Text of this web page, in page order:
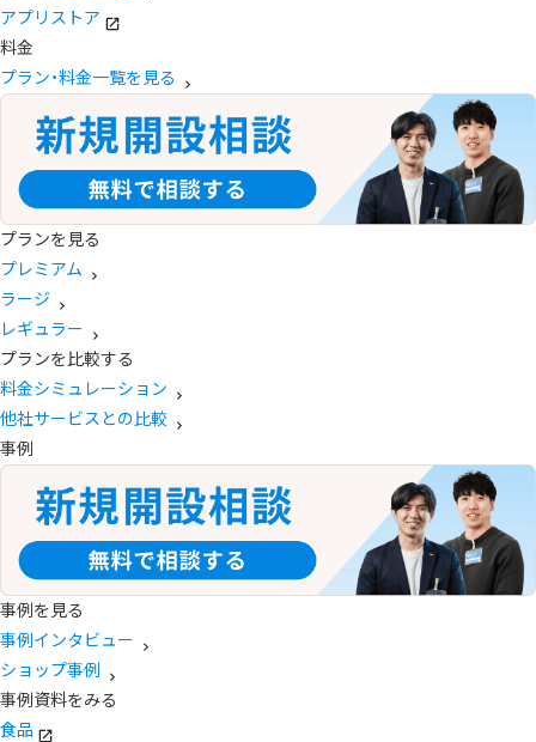
アプリストア
料金
プラン・料金一覧を見る
プランを見る
プレミアム
ラージ
レギュラー
プランを比較する
料金シミュレーション
他社サービスとの比較
事例
事例を見る
事例インタビュー
ショップ事例
事例資料をみる
食品